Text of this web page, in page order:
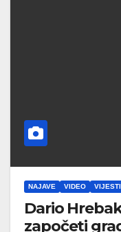
NAJAVE VIDEO VIJESTI
Dario
započeti